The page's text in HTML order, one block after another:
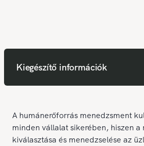
Kiegészítő információk
A humánerőforrás menedzsment
minden vállalat sikerében, hiszen
kiválasztása és menedzselése az